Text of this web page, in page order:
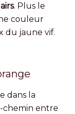
. Plus le
couleur
du jaune vif.
dans la
chemin entre